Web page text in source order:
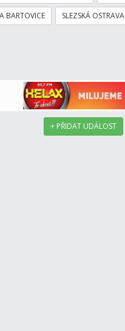
BARTOVICE SLEZSKÁ OSTRAVA
+ PŘIDAT UDÁLOST